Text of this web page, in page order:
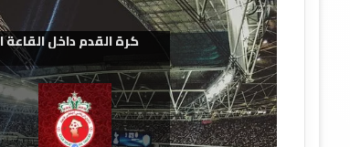
كرة القدم داخل القاعة